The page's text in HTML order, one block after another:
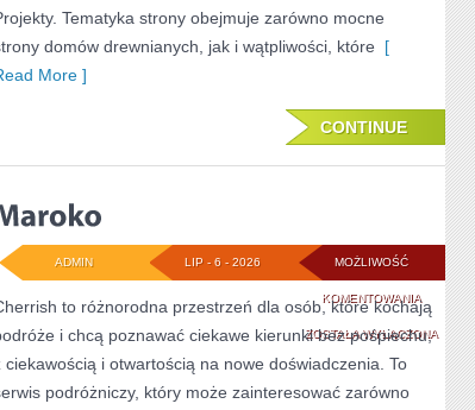
Tematyka strony obejmuje zarówno mocne
domów drewnianych, jak i wątpliwości, które [
More ]
CONTINUE
MOŻLIWOŚĆ
KOMENTOWANIAMAROKO
ZOSTAŁA WYŁĄCZONA
LIP - 6 - 2026
ADMIN
to różnorodna przestrzeń dla osób, które kochają
i chcą poznawać ciekawe kierunki bez pośpiechu,
ciekawością i otwartością na nowe doświadczenia. To
podróżniczy, który może zainteresować zarówno